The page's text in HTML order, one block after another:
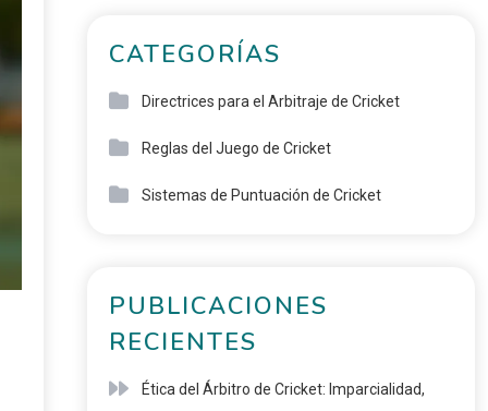
CATEGORÍAS
Directrices para el Arbitraje de Cricket
Reglas del Juego de Cricket
Sistemas de Puntuación de Cricket
PUBLICACIONES
RECIENTES
Ética del Árbitro de Cricket: Imparcialidad,